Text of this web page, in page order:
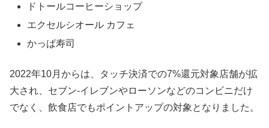
ドトールコーヒーショップ
エクセルシオール カフェ
かっぱ寿司
2022年10月からは、タッチ決済での7%還元対象店舗が拡
大され、セブン-イレブンやローソンなどのコンビニだけ
でなく、飲食店でもポイントアップの対象となりました。